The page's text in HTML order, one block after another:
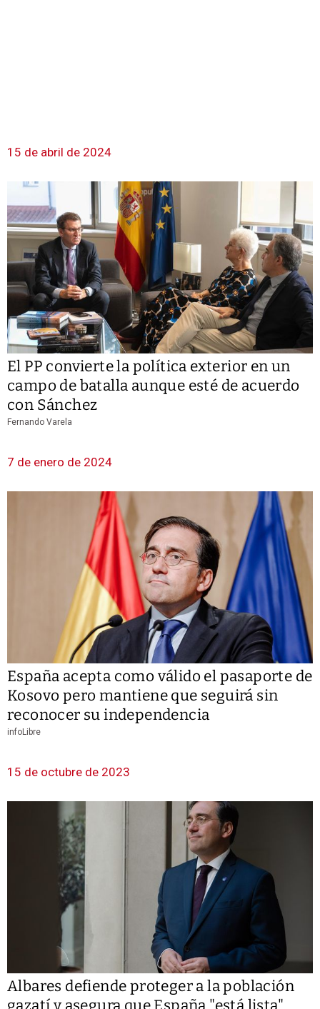
15 de abril de 2024
El PP convierte la política exterior en un
campo de batalla aunque esté de acuerdo
con Sánchez
Fernando Varela
7 de enero de 2024
España acepta como válido el pasaporte de
Kosovo pero mantiene que seguirá sin
reconocer su independencia
infoLibre
15 de octubre de 2023
Albares defiende proteger a la población